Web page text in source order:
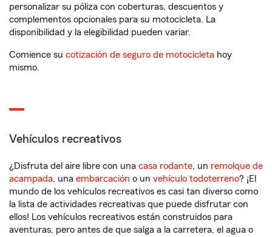
personalizar su póliza con coberturas, descuentos y
complementos opcionales para su motocicleta. La
disponibilidad y la elegibilidad pueden variar.
Comience su cotización de seguro de motocicleta hoy
mismo.
Vehículos recreativos
¿Disfruta del aire libre con una casa rodante, un remolque de
acampada, una embarcación o un vehículo todoterreno? ¡El
mundo de los vehículos recreativos es casi tan diverso como
la lista de actividades recreativas que puede disfrutar con
ellos! Los vehículos recreativos están construidos para
aventuras, pero antes de que salga a la carretera, el agua o